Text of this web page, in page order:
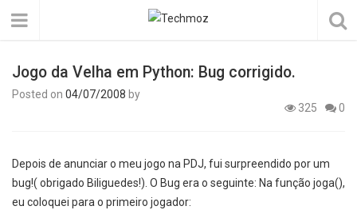
Jogo da Velha em Python: Bug corrigido.
Posted on 04/07/2008 by
325
0
Depois de anunciar o meu jogo na PDJ, fui surpreendido por um
bug!( obrigado Biliguedes!). O Bug era o seguinte: Na função joga(),
eu coloquei para o primeiro jogador: